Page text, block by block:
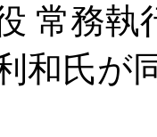
常務
和氏が